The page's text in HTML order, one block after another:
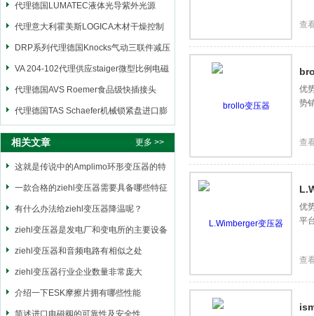
代理德国LUMATEC液体光导紫外光源
代理意大利霍美斯LOGICA木材干燥控制
仪
DRP系列代理德国Knocks气动三联件减压
阀
VA 204-102代理供应staiger微型比例电磁
阀
代理德国AVS Roemer食品级快插接头
代理德国TAS Schaefer机械锁紧盘进口膨
胀套
相关文章 更多 >>
这就是传说中的Amplimo环形变压器的特
点应用
一款合格的ziehl变压器需要具备哪些特征
有什么办法给ziehl变压器降温呢？
ziehl变压器是发电厂和变电所的主要设备
之一
ziehl变压器和音频电路有相似之处
ziehl变压器行业企业数量非常庞大
介绍一下ESK摩擦片拥有哪些性能
简述进口电磁阀的可靠性及安全性
查
优
势
查
优
平
查